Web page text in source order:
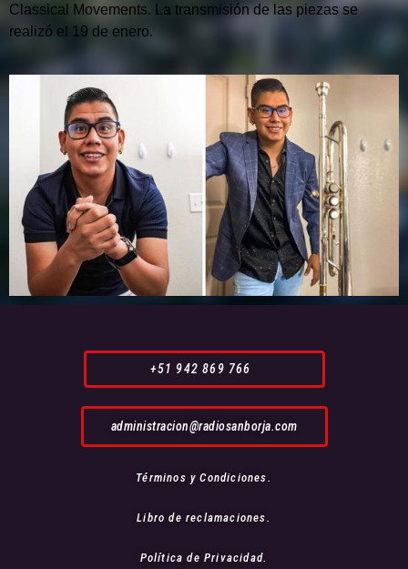
Classical Movements. La transmisión de las piezas se
realizó el 19 de enero.
+51 942 869 766
administracion@radiosanborja.com
Términos y Condiciones.
Libro de reclamaciones.
Política de Privacidad.